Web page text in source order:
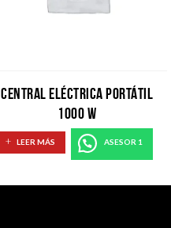
CENTRAL ELÉCTRICA PORTÁTIL
1000 W
LEER MÁS ASESOR 1